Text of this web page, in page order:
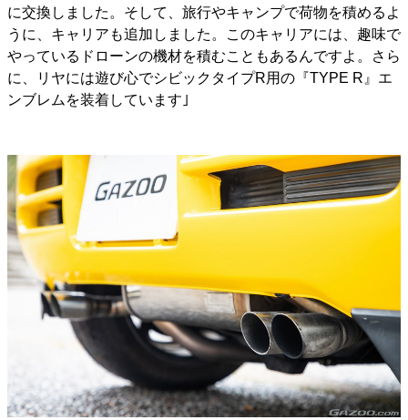
に交換しました。そして、旅行やキャンプで荷物を積めるよ
うに、キャリアも追加しました。このキャリアには、趣味で
やっているドローンの機材を積むこともあるんですよ。さら
に、リヤには遊び心でシビックタイプR用の『TYPE R』エ
ンブレムを装着しています｣